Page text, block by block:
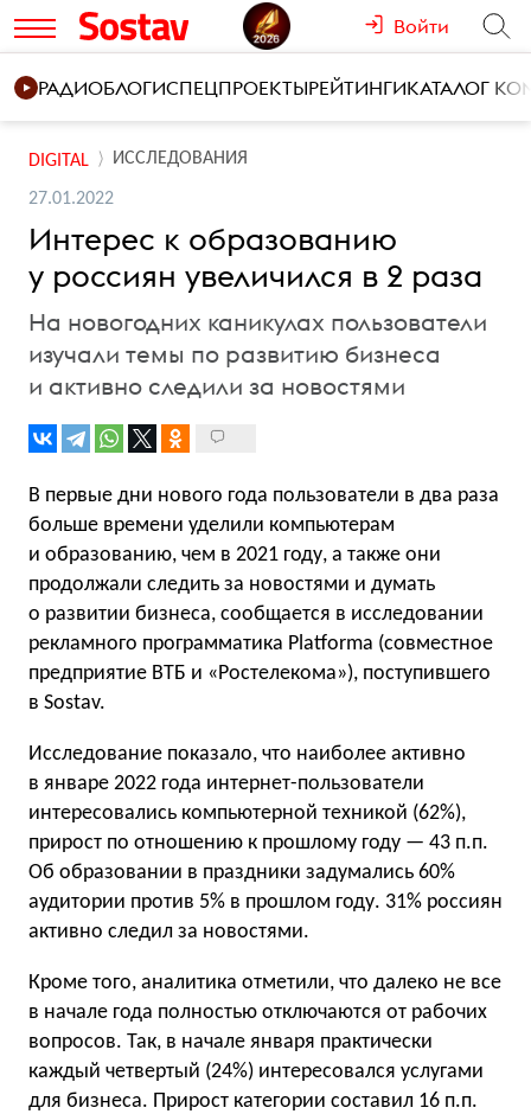
Войти
РАДИОБЛОГИСПЕЦПРОЕКТЫРЕЙТИНГИКАТАЛОГ
DIGITAL ИССЛЕДОВАНИЯ
27.01.2022
Интерес к образованию
у россиян увеличился в 2 раза
На новогодних каникулах пользователи
изучали темы по развитию бизнеса
и активно следили за новостями
В первые дни нового года пользователи в два раза
больше времени уделили компьютерам
и образованию, чем в 2021 году, а также они
продолжали следить за новостями и думать
о развитии бизнеса, сообщается в исследовании
рекламного программатика Platforma (совместное
предприятие ВТБ и «Ростелекома»), поступившего
в Sostav.
Исследование показало, что наиболее активно
в январе 2022 года интернет-пользователи
интересовались компьютерной техникой (62%),
прирост по отношению к прошлому году — 43 п.п.
Об образовании в праздники задумались 60%
аудитории против 5% в прошлом году. 31% россиян
активно следил за новостями.
Кроме того, аналитика отметили, что далеко не все
в начале года полностью отключаются от рабочих
вопросов. Так, в начале января практически
каждый четвертый (24%) интересовался услугами
для бизнеса. Прирост категории составил 16 п.п.